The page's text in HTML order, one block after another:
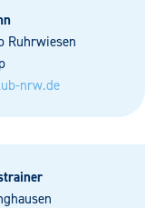
Ruhrwiesen
nrw.de